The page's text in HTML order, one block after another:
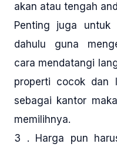
akan atau tengah
Penting juga untuk
dahulu guna
cara mendatangi
properti cocok dan
sebagai kantor
memilihnya.
3 . Harga pun